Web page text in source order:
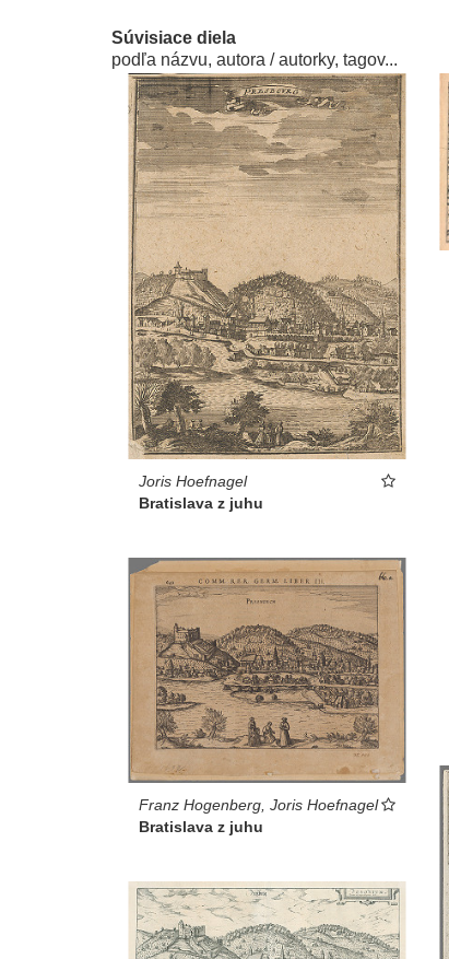
Súvisiace diela
podľa názvu, autora / autorky, tagov...
Joris Hoefnagel
Bratislava z juhu
Franz Hogenberg, Joris Hoefnagel
Bratislava z juhu